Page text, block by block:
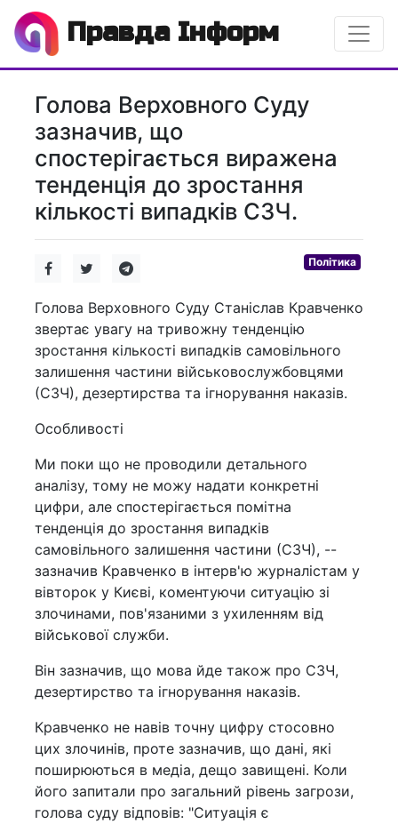
Правда Інформ
Голова Верховного Суду
зазначив, що
спостерігається виражена
тенденція до зростання
кількості випадків СЗЧ.
Політика
Голова Верховного Суду Станіслав Кравченко
звертає увагу на тривожну тенденцію
зростання кількості випадків самовільного
залишення частини військовослужбовцями
(СЗЧ), дезертирства та ігнорування наказів.
Особливості
Ми поки що не проводили детального
аналізу, тому не можу надати конкретні
цифри, але спостерігається помітна
тенденція до зростання випадків
самовільного залишення частини (СЗЧ), --
зазначив Кравченко в інтерв'ю журналістам у
вівторок у Києві, коментуючи ситуацію зі
злочинами, пов'язаними з ухиленням від
військової служби.
Він зазначив, що мова йде також про СЗЧ,
дезертирство та ігнорування наказів.
Кравченко не навів точну цифру стосовно
цих злочинів, проте зазначив, що дані, які
поширюються в медіа, дещо завищені. Коли
його запитали про загальний рівень загрози,
голова суду відповів: "Ситуація є